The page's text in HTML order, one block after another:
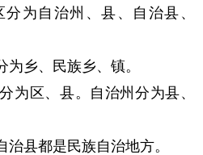
自治州、县、自治县、
乡、民族乡、镇。
区、县。自治州分为县、
县都是民族自治地方。